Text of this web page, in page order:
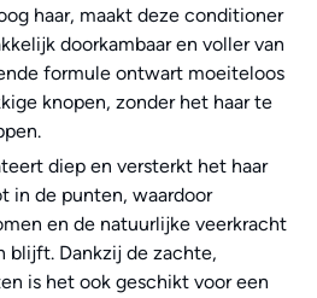
haar, maakt deze conditioner
doorkambaar en voller van
formule ontwart moeiteloos
knopen, zonder het haar te
diep en versterkt het haar
in de punten, waardoor
en de natuurlijke veerkracht
blijft. Dankzij de zachte,
is het ook geschikt voor een